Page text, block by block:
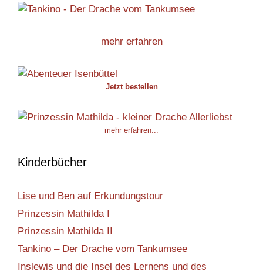
mehr erfahren
Jetzt bestellen
mehr erfahren...
Kinderbücher
Lise und Ben auf Erkundungstour
Prinzessin Mathilda I
Prinzessin Mathilda II
Tankino – Der Drache vom Tankumsee
Inslewis und die Insel des Lernens und des